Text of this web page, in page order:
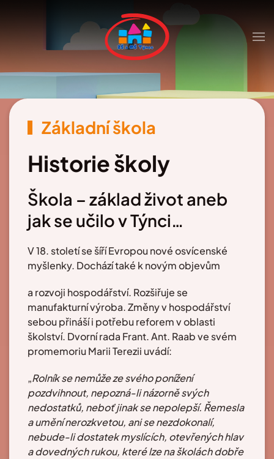
Skip to main content
Základní škola
Historie školy
Škola – základ život aneb
jak se učilo v Týnci…
V 18. století se šíří Evropou nové osvícenské
myšlenky. Dochází také k novým objevům
a rozvoji hospodářství. Rozšiřuje se
manufakturní výroba. Změny v hospodářství
sebou přináší i potřebu reforem v oblasti
školství. Dvorní rada Frant. Ant. Raab ve svém
promemoriu Marii Terezii uvádí:
„Rolník se nemůže ze svého ponížení
pozdvihnout, nepozná-li názorně svých
nedostatků, neboť jinak se nepolepší. Řemesla
a umění nerozkvetou, ani se nezdokonalí,
nebude-li dostatek myslících, otevřených hlav
a dovedných rukou, které lze na školách dobře